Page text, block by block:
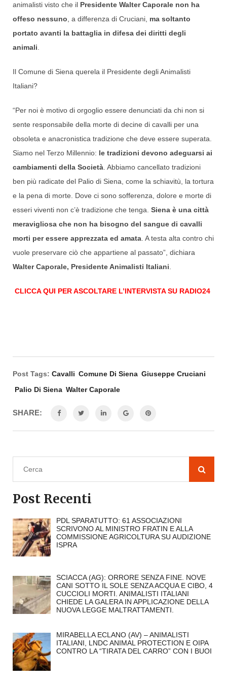
animalisti visto che il Presidente Walter Caporale non ha
offeso nessuno, a differenza di Cruciani, ma soltanto
portato avanti la battaglia in difesa dei diritti degli
animali.
Il Comune di Siena querela il Presidente degli Animalisti
Italiani?
“Per noi è motivo di orgoglio essere denunciati da chi non si
sente responsabile della morte di decine di cavalli per una
obsoleta e anacronistica tradizione che deve essere superata.
Siamo nel Terzo Millennio: le tradizioni devono adeguarsi ai
cambiamenti della Società. Abbiamo cancellato tradizioni
ben più radicate del Palio di Siena, come la schiavitù, la tortura
e la pena di morte. Dove ci sono sofferenza, dolore e morte di
esseri viventi non c’è tradizione che tenga. Siena è una città
meravigliosa che non ha bisogno del sangue di cavalli
morti per essere apprezzata ed amata. A testa alta contro chi
vuole preservare ciò che appartiene al passato”, dichiara
Walter Caporale, Presidente Animalisti Italiani.
CLICCA QUI PER ASCOLTARE L’INTERVISTA SU RADIO24
Post Tags: Cavalli Comune Di Siena Giuseppe Cruciani
Palio Di Siena Walter Caporale
SHARE:
Post Recenti
PDL SPARATUTTO: 61 ASSOCIAZIONI
SCRIVONO AL MINISTRO FRATIN E ALLA
COMMISSIONE AGRICOLTURA SU AUDIZIONE
ISPRA
SCIACCA (AG): ORRORE SENZA FINE. NOVE
CANI SOTTO IL SOLE SENZA ACQUA E CIBO, 4
CUCCIOLI MORTI. ANIMALISTI ITALIANI
CHIEDE LA GALERA IN APPLICAZIONE DELLA
NUOVA LEGGE MALTRATTAMENTI.
MIRABELLA ECLANO (AV) – ANIMALISTI
ITALIANI, LNDC ANIMAL PROTECTION E OIPA
CONTRO LA “TIRATA DEL CARRO” CON I BUOI